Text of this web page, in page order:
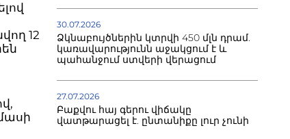
12
30.07.2026
Ձկնաբույծներին կտրվի 450 մլն դրամ.
կառավարությունն աջակցում է և
պահանջում ստվերի վերացում
27.07.2026
Բաքվու հայ գերու վիճակը
վատթարացել է. ընտանիքը լուր չունի